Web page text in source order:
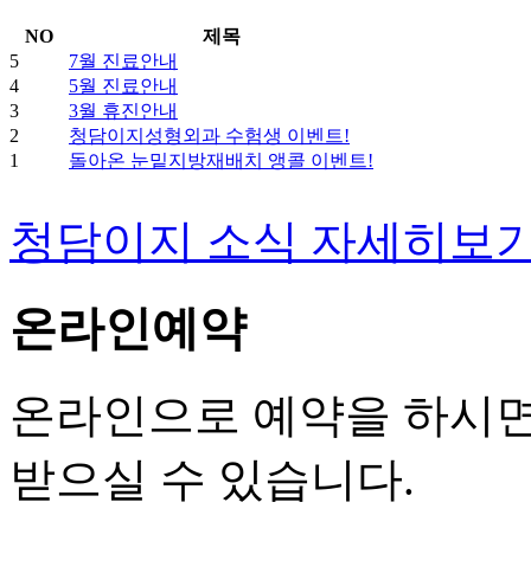
NO
제목
5
7월 진료안내
4
5월 진료안내
3
3월 휴진안내
2
청담이지성형외과 수험생 이벤트!
1
돌아온 눈밑지방재배치 앵콜 이벤트!
청담이지 소식 자세히보
온라인예약
온라인으로 예약을 하시
받으실 수 있습니다.